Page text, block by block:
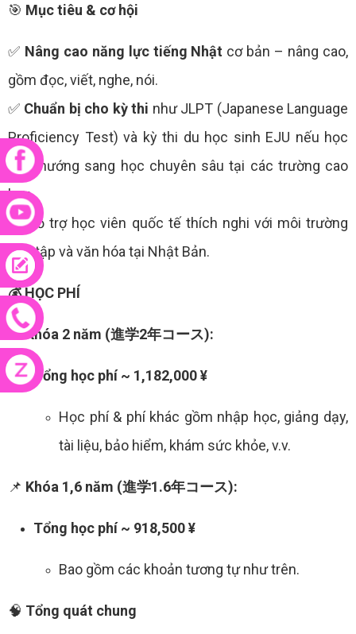
🎯 Mục tiêu & cơ hội
✅ Nâng cao năng lực tiếng Nhật cơ bản – nâng cao,
gồm đọc, viết, nghe, nói.
✅ Chuẩn bị cho kỳ thi như JLPT (Japanese Language
Proficiency Test) và kỳ thi du học sinh EJU nếu học
viên hướng sang học chuyên sâu tại các trường cao
hơn.
✅ Hỗ trợ học viên quốc tế thích nghi với môi trường
học tập và văn hóa tại Nhật Bản.
💰 HỌC PHÍ
📌Khóa 2 năm (進学2年コース):
Tổng học phí ~ 1,182,000 ¥
Học phí & phí khác gồm nhập học, giảng dạy,
tài liệu, bảo hiểm, khám sức khỏe, v.v.
📌 Khóa 1,6 năm (進学1.6年コース):
Tổng học phí ~ 918,500 ¥
Bao gồm các khoản tương tự như trên.
🧠 Tổng quát chung